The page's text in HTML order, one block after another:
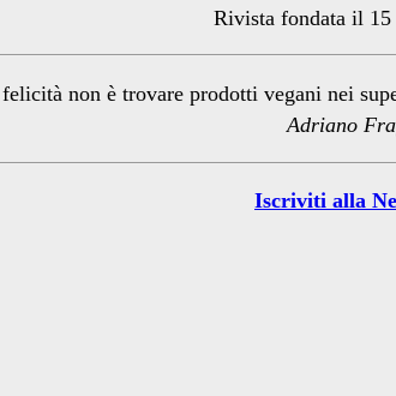
Rivista fondata il 15
non è trovare prodotti vegani nei
Adriano
Iscriviti alla